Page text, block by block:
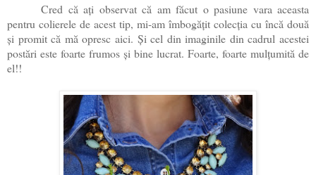
Cred că ați observat că am făcut o pasiune vara aceasta
pentru colierele de acest tip, mi-am îmbogățit colecția cu încă două
și promit că mă opresc aici. Și cel din imaginile din cadrul acestei
postări este foarte frumos și bine lucrat. Foarte, foarte mulțumită de
el!!